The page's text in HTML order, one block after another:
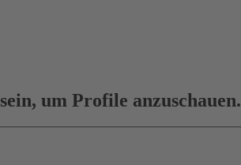
um Profile anzuschauen.